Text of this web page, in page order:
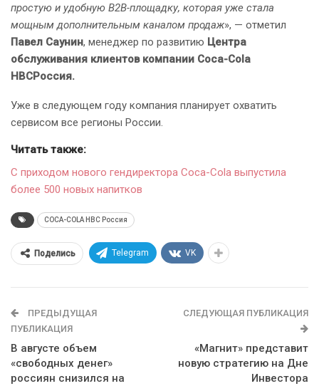
простую и удобную B2B-площадку, которая уже стала
мощным дополнительным каналом продаж», — отметил
Павел Саунин, менеджер по развитию Центра
обслуживания клиентов компании Coca-Cola
HBCРоссия.
Уже в следующем году компания планирует охватить
сервисом все регионы России.
Читать также:
С приходом нового гендиректора Coca-Cola выпустила
более 500 новых напитков
COCA-COLA HBC Россия
Поделись Telegram VK
ПРЕДЫДУЩАЯ
ПУБЛИКАЦИЯ
В августе объем
«свободных денег»
россиян снизился на
СЛЕДУЮЩАЯ ПУБЛИКАЦИЯ
«Магнит» представит
новую стратегию на Дне
Инвестора